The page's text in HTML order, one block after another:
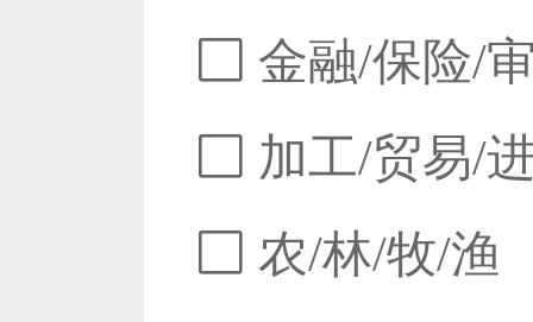
金融/保险/
加工/贸易/
农/林/牧/渔